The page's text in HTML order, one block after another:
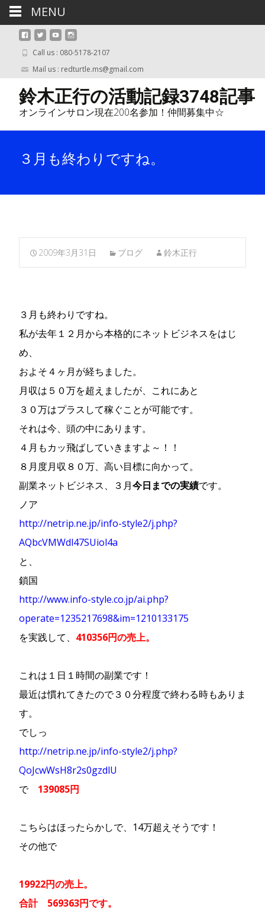
Call us : 080-5178-2107
Mail us : redturtle.ms@gmail.com
鈴木正行の活動記録3748記事
オンラインサロン現在200名参加！仲間募集中☆
３月も終わりですね。
2009年3月31日 ブログ 鈴木正行
３月も終わりですね。
私が去年１２月から本格的にネットビジネスをはじ
め、
およそ４ヶ月が経ちました。
月収は５０万を超えましたが、これにあと
３０万はプラスして稼ぐことが可能です。
それは今、頭の中にあります。
４月もカッ飛ばしていきますよ～！！
８月度月収８０万、高い目標に向かって。
副業ネットビジネス、
３月 今日までの実績です。
ノア
http://netrip.ne.jp/info-style2/j.php?
AQbcVMWdl47SUiol4a
と、
鎖国
http://www.info-style.co.jp/ai.php?
operate=1235217698&im=1210133175
を実践して、 410356円の売上。
これは１日１時間の副業です！
最近は慣れてきたので３０分程度で終わる時もありま
す。
でしっ
http://netrip.ne.jp/info-style2/j.php?
QoJcwWsH8r2s0gzdlU
で 139085円
こちらはほったらかしで、14万超えそうです！
その他で
19922円の売上。
合計 569363円です。
MENU